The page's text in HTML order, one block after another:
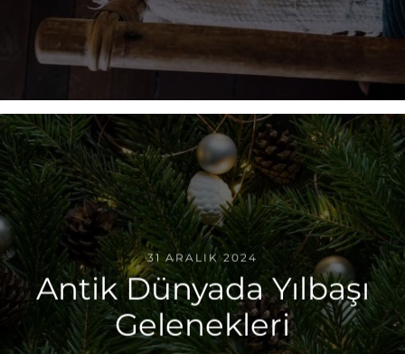
31 ARALIK 2024
Antik Dünyada Yılbaşı
Gelenekleri